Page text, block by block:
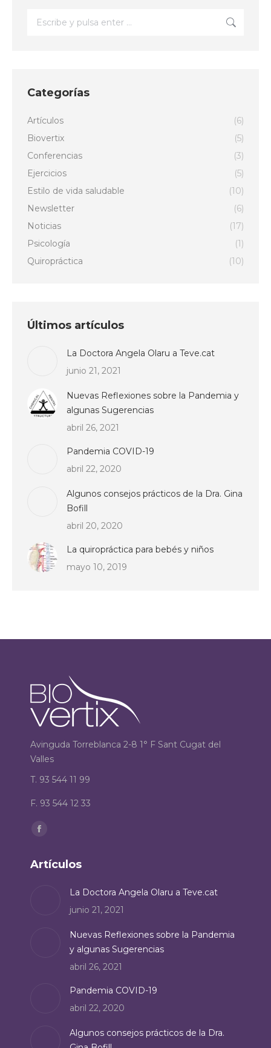
Buscar:
Categorías
Artículos
(6)
Biovertix
(5)
Conferencias
(3)
Ejercicios
(5)
Estilo de vida saludable
(10)
Newsletter
(6)
Noticias
(17)
Psicología
(1)
Quiropráctica
(10)
Últimos artículos
La Doctora Angela Olaru a Teve.cat
junio 21, 2021
Nuevas Reflexiones sobre la Pandemia y
algunas Sugerencias
abril 26, 2021
Pandemia COVID-19
abril 22, 2020
Algunos consejos prácticos de la Dra. Gina
Bofill
abril 20, 2020
La quiropráctica para bebés y niños
mayo 10, 2019
Avinguda Torreblanca 2-8 1° F Sant Cugat del
Valles
T. 93 544 11 99
F. 93 544 12 33
Encuéntranos en:
opens
window
Artículos
La Doctora Angela Olaru a Teve.cat
junio 21, 2021
Nuevas Reflexiones sobre la Pandemia
y algunas Sugerencias
abril 26, 2021
Pandemia COVID-19
abril 22, 2020
Algunos consejos prácticos de la Dra.